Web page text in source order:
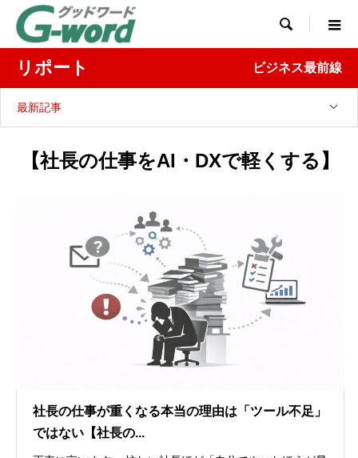

リポート ビジネス最前線
最新記事
【社長の仕事をAI・DXで軽くする】
社長の仕事が重くなる本当の理由は「ツール不足」
ではない【社長の...